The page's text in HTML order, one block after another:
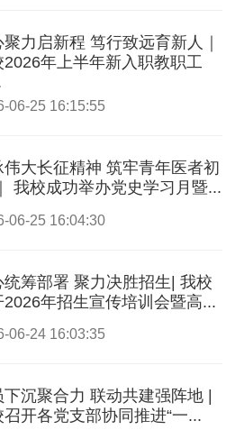
力启新程 笃行致远育新人｜
2026年上半年新入职教职工
06-25 16:15:55
伟大长征精神 筑牢青年医者初
我校成功举办党史学习月暨...
06-25 16:04:30
统筹部署 聚力决胜招生| 我校
2026年招生宣传培训会暨高...
06-24 16:03:35
下沉聚合力 联动共建强阵地 |
召开各党支部协同推进“一...